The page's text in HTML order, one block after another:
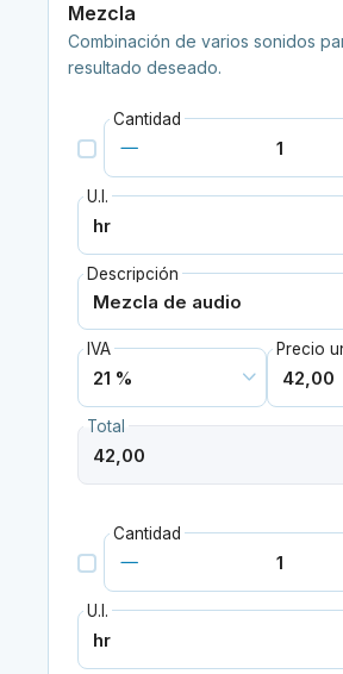
Mezcla
Combinación de varios sonidos
resultado deseado.
Cantidad
U.I.
Descripción
IVA Precio
Total
Cantidad
U.I.